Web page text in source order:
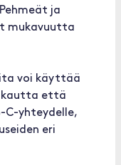
ja
mukavuutta
voi käyttää
kautta että
C-yhteydelle,
eri